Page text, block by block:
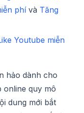
phívà Tăng
Youtube miễn
hảo dành cho
online quy mô
dung mới bắt